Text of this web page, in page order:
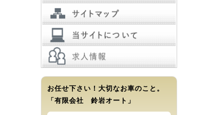
お任せ下さい！大切なお車のこと。
「有限会社 鈴岩オート」